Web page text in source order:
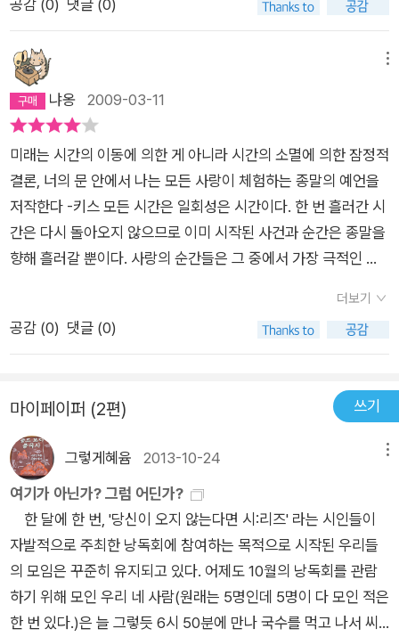
것 같은 그의 에너지가 흥건하다. 강정은 메마른 언어도 하나의
축축한 물질이 될 수 있다는 명제까지도 실험하고 있는 것이 아닐
까. 그는 언어의 문을 열고 언어의 외부와 내부를 용해시키려는
시도를 하고 있는 것은 아닐까. 강정의 <키스> 는 그야말로 팽창
되어 폭발하기 직전의 하나의 덩어리이다. 동공을 비우고 견고한
살갗을 벗어던진 채로 행간을 넘나들 때, 강정의 <키스> 는 ‘당
신’과 함께 우연히, 완벽한 전체를 이루게 될 것이다. ─조연정 해
설 「애무의 윤리」 부분 ♣시집 소개 시집 <키스> 는 그야말로 팽
창되어 폭발하기 직전의 하나의 덩어리이다. 자간 사이 행간 사이
에는 곧 폭발할 것 같은 에너지가 흥건하다. 동공을 비우고 견고
한 살갗을 벗어던진 채로 행간을 넘나들 때, 강정의 <키스> 는
‘당신’과 함께 우연히, 완벽한 전체를 이루게 될 것이다. 표지·본
문 그림: 이혜승 ♣`시인이 쓰는 산문(뒤표지 글) * 나는 이 세상
의 모든 이야기를 지우는 데 골몰한다. 그러다보면 나 자신이 누
는 데 대부분의 시간을 허비했다. 돌이켜보면 ‘나라는 사건’은 많
은 이야기들의 뒤끝에 묻어나온 어두운 이명과도 같다. 그림자는
허공에 가득하고 세상 모든 사물의 경계엔 접착력 강한 누군가의
혀가 날름거린다. 나는 그 비구상의 물질에 내 오랜 거짓의 혀를
섞는다. * 헛것을 잉태하는 소문들이 강의 물줄기를 따라 태양을
부식시킨다. 발에 채는 돌멩이들이 오래도록 부화하지 못한 짐승
의 알처럼 굳게 입 다물고 있다. 그 위에 웅크리고 앉아 몸 안의
내장들을 걸러낸다면 나는 어떤 물질로 환생해 대기의 빛깔을 바
꾸게 될까. 진실의 껍질엔 언제나 자연발화한 가공의 미가 있다.
그 위대한 위장술에 비한다면 나의 몸짓은 벽에 걸리다만 옷처럼
전달이 아니라 그것을 통해 전할 수 있는 이야기는 생경한 풍경과
한 번도 경험한 적 없는 세계로 표현된다. ‘문은 작지만 문 안의
세상은 넓다’고. 시집 중간 중간 시인의 그림이 삽입되어 있다. 인
간의 신체를 극단적으로 표현하여 부분이 극대화되고 생략된 신
체는 기괴해 보인다. 온전한 모습으로 타인을 대하는 사람은 없
다. 전면적인 접촉과 만남은 불가능해 보인다. 그것은 사랑이라는
이름으로도 마찬가지이다. 아무도 도달할 수 없는 거리만큼 떨어
져 있는 것이 우리들의 관계가 아닐까. 그래서 시인은 지극히 비
현실적인 이미지를 떠올리고 언어가 만들어내는 불가능한 세계
것이고 나름의 방법으로 현실과 이미지와 연결 작업을 시도할 것
이다. 그것은 독자들의 몫일 뿐!그렇지 않겠소?어찌해도 당신은
내게 속아 넘어갈 뿐,대체로 내가 당신을 사랑한다는 사실을 용서
현실의 메트릭스일 뿐일지도 모른다. 왜 아니겠는가. 현실의 행복
을 극대화하겠다는 것이 아니라, 불가해한 현실 밖의 세계를 꿈꾸
는 상상계의 일원이 되고 싶은 욕망을 어쩌겠는가. 어느 시인의
말대로 인생은 그저 잡지의 표지처럼 통속할지도 모르지만 우리
는 늘 그 너머에 눈길을 던져본다. 그저 한 몸 등 따시고 배부른
인생을 위해 질주하는 저 수많은 인간 군상들 뒤로 피어 오르는
먼지구름 너머에 무언가 있을지도 모른단 말이다. 그것은 통속적
인 사랑의 결실도 아니고 즐거운 인생이라고 믿었던 신기루도 아
니다. 어쩌면 우리는 단 한 번도 경험할 수 없기 때문에 그 너머에
정한 타인 즉, '사랑'을 통해서만 정의된다. 아니, 이미 정의되어
있을지 모르나 그것을 인식하는 순간 화자에게 의미로 남게 되는
것이다.([급정거한 바퀴에 대한 단상] 부분) '나와 당신'의 경계가
사라지는 순간이 시인에게는 행복이었을 것이나, '나와 당신'의
경계가만들어지면서 시인은 '당신'을 찾아 헤매게 된다. '나'를 향
사진 속의 '나' 또한 내가 생각하는 내가 아니다. 시인이 바라는 것
은 '당신의 눈'이지, '나의 눈'이 아닌 탓이다. 열정적인 사랑에 '상
대방의 시선'을 존중하는 시집이었다. 난해한만큼 의미가 있다.
공감 (0) 댓글 (0)
냐옹 2009-03-11
미래는 시간의 이동에 의한 게 아니라 시간의 소멸에 의한 잠정적
결론, 너의 문 안에서 나는 모든 사랑이 체험하는 종말의 예언을
저작한다 -키스 모든 시간은 일회성은 시간이다. 한 번 흘러간 시
간은 다시 돌아오지 않으므로 이미 시작된 사건과 순간은 종말을
향해 흘러갈 뿐이다. 사랑의 순간들은 그 중에서 가장 극적인 순
생하지만 항상적으로 소멸하는 순간들을 포착하는 도구가 있다.
바로 카메라가 그러하다. 그것은 순간의 소멸성을 극복하려는, 즉
현상된 순간의 그림자들을 보며 끊임없이 과거를 현재의 순간으
로 불러들이는 인간을 우리는 과히 ‘기억의 집’이라 부를 만하다.
시집 <<키스>>에서 강정은 사랑의 순간을 끊임없이 신체에 각
인시킨다. 같이 고등어를 발라 먹는 여자와의 애무 <고등어 연인
>, 키스의 순간에 대한 탐색 <키스>, <血便을 보며> 등, 사랑
과 고통 아픔 등의 모든 사건은 강정에게 있어 신체의 문제로 들
어난다. 강정은 사랑의 순간들을 탐닉하면서 탐닉의 순간들에 집
요하게 카메라를 들이대 그 순간들을 포착한다. 포착된 순간이 다
시 신체에 새겨지며 시인의 신체는 순간의 탐닉과 순간을 담으려
는 영원성이 공존하는, 가히 기억의 집이 되고 있는 것이다.
더보기
공감 (0) 댓글 (0)
마이페이퍼 (2편) 쓰기
그렇게혜윰 2013-10-24
여기가 아닌가? 그럼 어딘가?
한 달에 한 번, '당신이 오지 않는다면 시:리즈' 라는 시인들이
자발적으로 주최한 낭독회에 참여하는 목적으로 시작된 우리들
의 모임은 꾸준히 유지되고 있다. 어제도 10월의 낭독회를 관람
하기 위해 모인 우리 네 사람(원래는 5명인데 5명이 다 모인 적은
한 번 있다.)은 늘 그렇듯 6시 50분에 만나 국수를 먹고 나서 씨